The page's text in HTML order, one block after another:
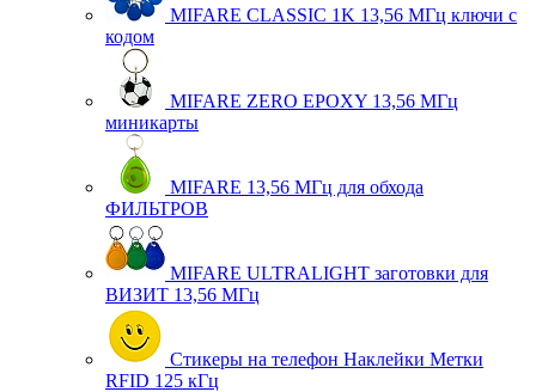
MIFARE CLASSIC 1K 13,56 МГц ключи с
кодом
MIFARE ZERO EPOXY 13,56 МГц
миникарты
MIFARE 13,56 МГц для обхода
ФИЛЬТРОВ
MIFARE ULTRALIGHT заготовки для
ВИЗИТ 13,56 МГц
Стикеры на телефон Наклейки Метки
RFID 125 кГц